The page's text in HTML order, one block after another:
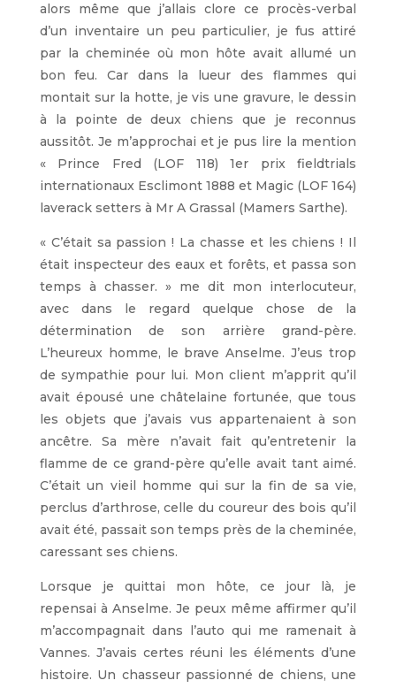
alors même que j’allais clore ce procès-verbal
d’un inventaire un peu particulier, je fus attiré
par la cheminée où mon hôte avait allumé un
bon feu. Car dans la lueur des flammes qui
montait sur la hotte, je vis une gravure, le dessin
à la pointe de deux chiens que je reconnus
aussitôt. Je m’approchai et je pus lire la mention
« Prince Fred (LOF 118) 1er prix fieldtrials
internationaux Esclimont 1888 et Magic (LOF 164)
laverack setters à Mr A Grassal (Mamers Sarthe).
« C’était sa passion ! La chasse et les chiens ! Il
était inspecteur des eaux et forêts, et passa son
temps à chasser. » me dit mon interlocuteur,
avec dans le regard quelque chose de la
détermination de son arrière grand-père.
L’heureux homme, le brave Anselme. J’eus trop
de sympathie pour lui. Mon client m’apprit qu’il
avait épousé une châtelaine fortunée, que tous
les objets que j’avais vus appartenaient à son
ancêtre. Sa mère n’avait fait qu’entretenir la
flamme de ce grand-père qu’elle avait tant aimé.
C’était un vieil homme qui sur la fin de sa vie,
perclus d’arthrose, celle du coureur des bois qu’il
avait été, passait son temps près de la cheminée,
caressant ses chiens.
Lorsque je quittai mon hôte, ce jour là, je
repensai à Anselme. Je peux même affirmer qu’il
m’accompagnait dans l’auto qui me ramenait à
Vannes. J’avais certes réuni les éléments d’une
histoire. Un chasseur passionné de chiens, une